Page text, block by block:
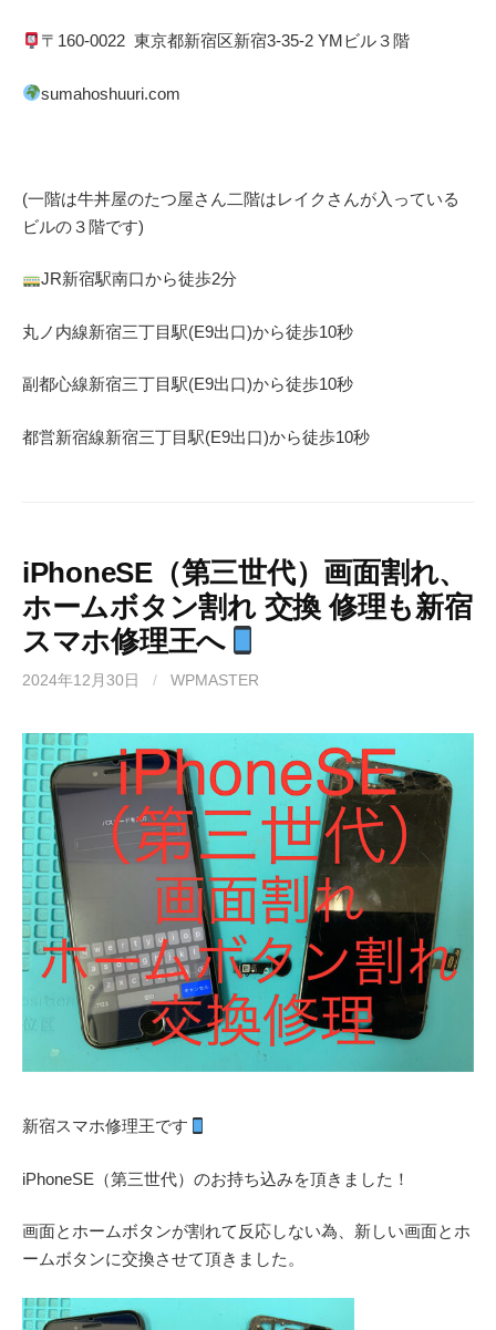
〒 160-0022 東京都新宿区新宿3-35-2 YMビル３階
sumahoshuuri.com
(一階は牛丼屋のたつ屋さん二階はレイクさんが入っている
ビルの３階です)
JR新宿駅南口から徒歩2分
丸ノ内線新宿三丁目駅(E9出口)から徒歩10秒
副都心線新宿三丁目駅(E9出口)から徒歩10秒
都営新宿線新宿三丁目駅(E9出口)から徒歩10秒
iPhoneSE（第三世代）画面割れ、
ホームボタン割れ 交換 修理も新宿
スマホ修理王へ
2024年12月30日 / WPMASTER
新宿スマホ修理王です
iPhoneSE（第三世代）のお持ち込みを頂きました！
画面とホームボタンが割れて反応しない為、新しい画面とホ
ームボタンに交換させて頂きました。